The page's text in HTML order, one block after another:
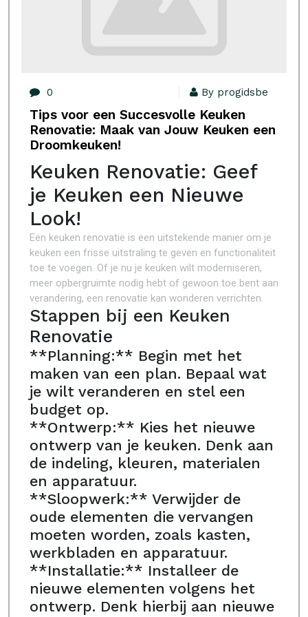
0 By progidsbe
Tips voor een Succesvolle Keuken
Renovatie: Maak van Jouw Keuken een
Droomkeuken!
Keuken Renovatie: Geef
je Keuken een Nieuwe
Look!
Een keuken renovatie is een uitstekende manier om je
keuken een frisse uitstraling te geven en functionaliteit
toe te voegen. Of je nu je keuken wilt moderniseren,
meer opbergruimte nodig hebt of gewoon toe bent aan
verandering, een renovatie kan wonderen verrichten.
Stappen bij een Keuken
Renovatie
**Planning:** Begin met het
maken van een plan. Bepaal wat
je wilt veranderen en stel een
budget op.
**Ontwerp:** Kies het nieuwe
ontwerp van je keuken. Denk aan
de indeling, kleuren, materialen
en apparatuur.
**Sloopwerk:** Verwijder de
oude elementen die vervangen
moeten worden, zoals kasten,
werkbladen en apparatuur.
**Installatie:** Installeer de
nieuwe elementen volgens het
ontwerp. Denk hierbij aan nieuwe